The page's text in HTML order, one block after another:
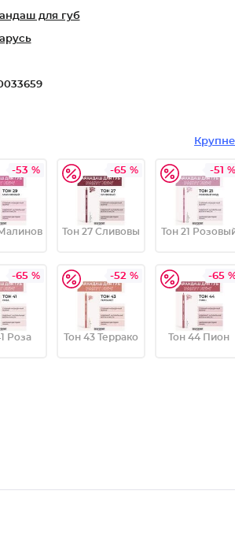
для губ
-53 % -65 %
Тон 27 Сливовы
-51 %
Тон 21
-65 %
Роза
-52 %
Тон 43 Террако
-65
Тон 44 Пион